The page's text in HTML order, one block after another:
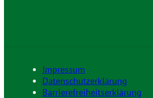
Impressum
Datenschutzerklärung
Barrierefreiheitserklärung